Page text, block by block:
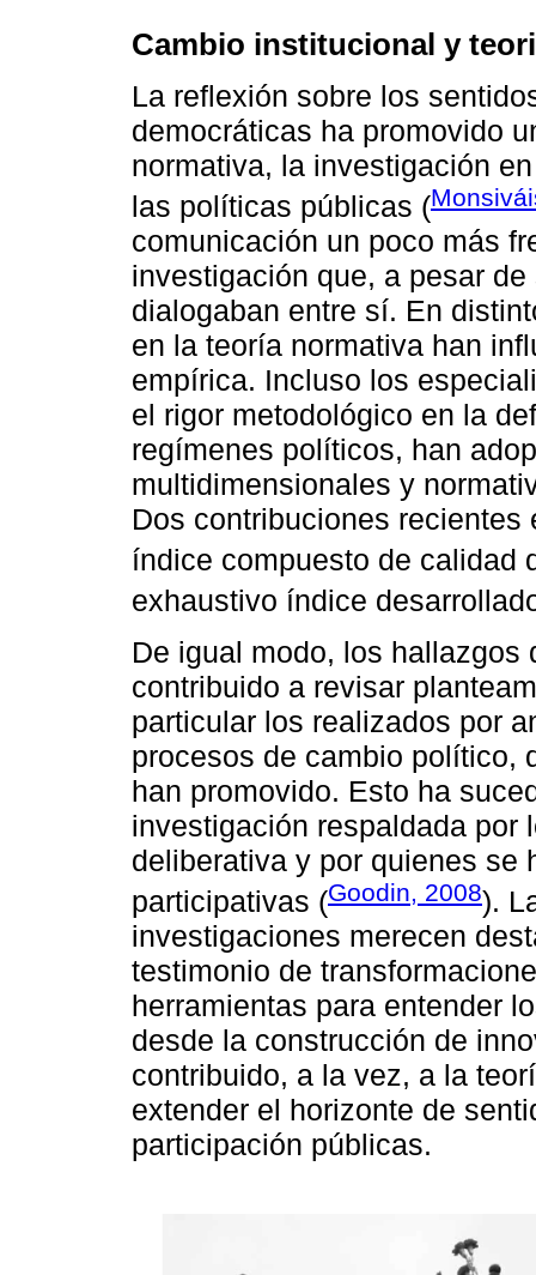
Cambio institucional y
La reflexión sobre los
democráticas ha promovido
normativa, la investigación
las políticas públicas (
comunicación un poco más
investigación que, a pesar
dialogaban entre sí. En
en la teoría normativa han
empírica. Incluso los
el rigor metodológico en la
regímenes políticos, han
multidimensionales y
Dos contribuciones
índice compuesto de calidad
exhaustivo índice
De igual modo, los
contribuido a revisar
particular los realizados por
procesos de cambio político,
han promovido. Esto ha
investigación respaldada por
deliberativa y por quienes se
participativas (Goodin, 2008).
investigaciones merecen
testimonio de
herramientas para entender
desde la construcción de
contribuido, a la vez, a la
extender el horizonte de
participación públicas.